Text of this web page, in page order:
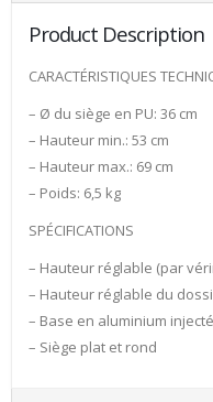
Product Description
CARACTÉRISTIQUES
– Ø du siège en PU: 36 cm
– Hauteur min.: 53 cm
– Hauteur max.: 69 cm
– Poids: 6,5 kg
SPÉCIFICATIONS
– Hauteur réglable (par
– Hauteur réglable du
– Base en aluminium
– Siège plat et rond